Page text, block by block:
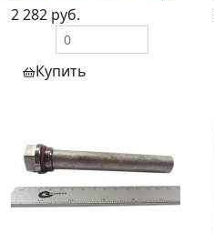
2 282 руб.
Купить